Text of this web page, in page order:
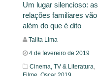
Um lugar silencioso: as
relações familiares vão
além do que é dito
Talita Lima
4 de fevereiro de 2019
Cinema, TV & Literatura,